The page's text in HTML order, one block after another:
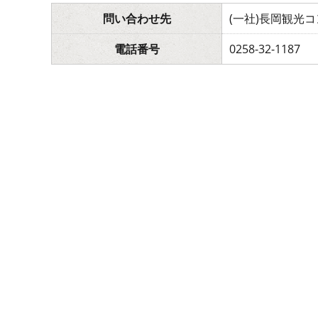
問い合わせ先
(一社)長岡観光
電話番号
0258-32-1187